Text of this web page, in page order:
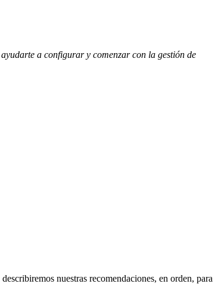
a configurar y comenzar con la gestión de
nuestras recomendaciones, en orden, para